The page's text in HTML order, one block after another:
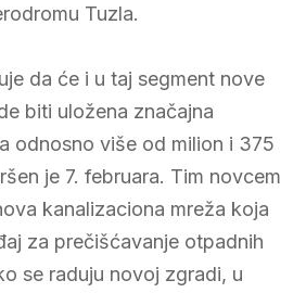
Tuzla.
da će i u taj segment nove
biti uložena značajna
odnosno više od milion i 375
je 7. februara. Tim novcem
kanalizaciona mreža koja
za prečišćavanje otpadnih
se raduju novoj zgradi, u